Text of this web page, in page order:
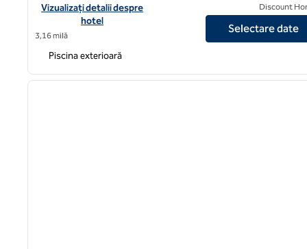
Vizualizați detaliile hotelului pentru Hilton Ponce Golf & Casino
Vizualizați detalii despre
hotel
3,16 milă
Discount
Selectare date
Piscina exterioară
1 din 12